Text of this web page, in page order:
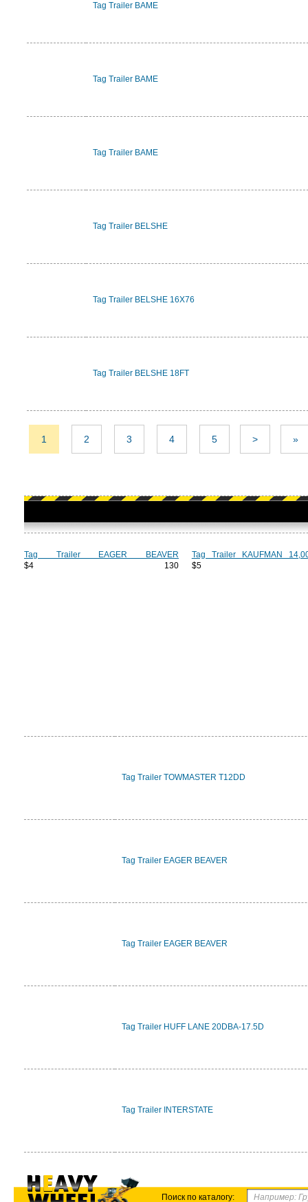
Tag Trailer BAME
Tag Trailer BAME
Tag Trailer BAME
Tag Trailer BELSHE
Tag Trailer BELSHE 16X76
Tag Trailer BELSHE 18FT
1 2 3 4 5 > »
Tag Trailer EAGER BEAVER
$4 130
Tag Trailer KAUFMAN
$5
Tag Trailer TOWMASTER T12DD
Tag Trailer EAGER BEAVER
Tag Trailer EAGER BEAVER
Tag Trailer HUFF LANE 20DBA-17.5D
Tag Trailer INTERSTATE
Поиск по каталогу: